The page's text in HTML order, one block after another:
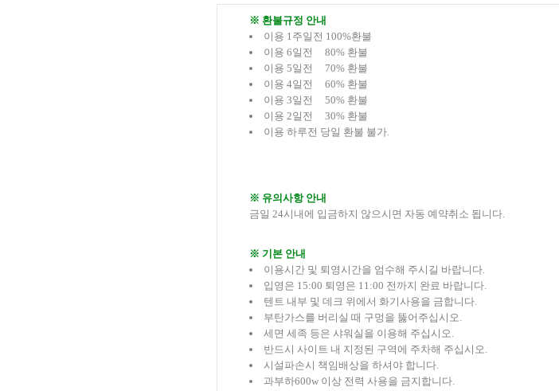
※ 환불규정 안내
이용 1주일전 100%환불
이용 6일전 80% 환불
이용 5일전 70% 환불
이용 4일전 60% 환불
이용 3일전 50% 환불
이용 2일전 30% 환불
이용 하루전 당일 환불 불가.
※ 유의사항 안내
금일 24시내에 입금하지 않으시면 자동 예약취소 됩니다.
※ 기본 안내
이용시간 및 퇴영시간을 엄수해 주시길 바랍니다.
입영은 15:00 퇴영은 11:00 전까지 완료 바랍니다.
텐트 내부 및 데크 위에서 화기사용을 금합니다.
부탄가스를 버리실 때 구멍을 뚫어주십시오.
세면 세족 등은 샤워실을 이용해 주십시오.
반드시 사이트 내 지정된 구역에 주차해 주십시오.
시설파손시 책임배상을 하셔야 합니다.
과부하600w 이상 전력 사용을 금지합니다.